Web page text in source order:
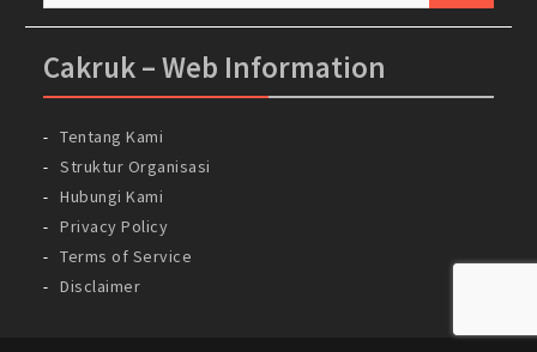
Cakruk – Web Information
Tentang Kami
Struktur Organisasi
Hubungi Kami
Privacy Policy
Terms of Service
Disclaimer